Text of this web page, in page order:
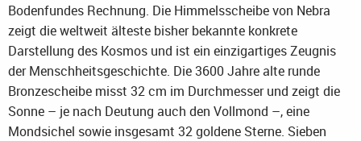
Bodenfundes Rechnung. Die Himmelsscheibe von Nebra
zeigt die weltweit älteste bisher bekannte konkrete
Darstellung des Kosmos und ist ein einzigartiges Zeugnis
der Menschheitsgeschichte. Die 3600 Jahre alte runde
Bronzescheibe misst 32 cm im Durchmesser und zeigt die
Sonne – je nach Deutung auch den Vollmond –, eine
Mondsichel sowie insgesamt 32 goldene Sterne. Sieben